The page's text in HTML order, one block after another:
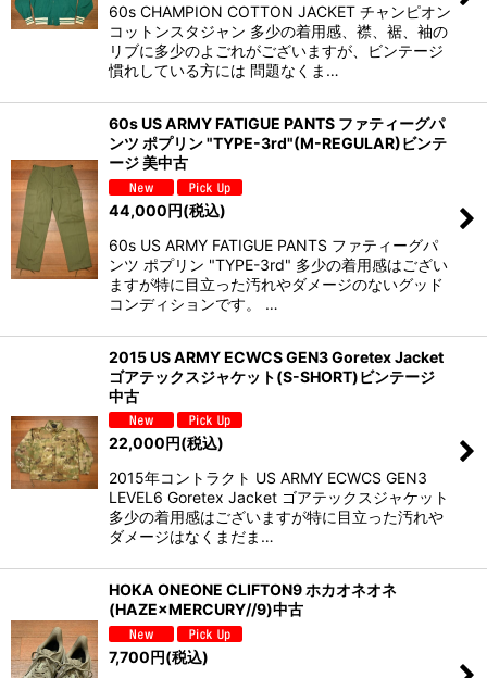
60s CHAMPION COTTON JACKET チャンピオン
コットンスタジャン 多少の着用感、襟、裾、袖の
リブに多少のよごれがございますが、ビンテージ
慣れしている方には 問題なくま…
60s US ARMY FATIGUE PANTS ファティーグパ
ンツ ポプリン "TYPE-3rd"(M-REGULAR)ビンテ
ージ 美中古
44,000円(税込)
60s US ARMY FATIGUE PANTS ファティーグパ
ンツ ポプリン "TYPE-3rd" 多少の着用感はござい
ますが特に目立った汚れやダメージのないグッド
コンディションです。 …
2015 US ARMY ECWCS GEN3 Goretex Jacket
ゴアテックスジャケット(S-SHORT)ビンテージ
中古
22,000円(税込)
2015年コントラクト US ARMY ECWCS GEN3
LEVEL6 Goretex Jacket ゴアテックスジャケット
多少の着用感はございますが特に目立った汚れや
ダメージはなくまだま…
HOKA ONEONE CLIFTON9 ホカオネオネ
(HAZE×MERCURY//9)中古
7,700円(税込)